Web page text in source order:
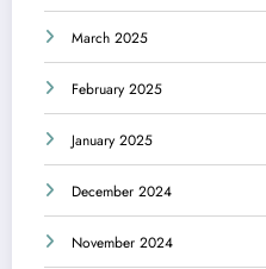
March 2025
February 2025
January 2025
December 2024
November 2024